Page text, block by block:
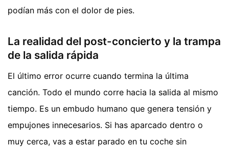
podían más con el dolor de pies.
La realidad del post-concierto y la trampa
de la salida rápida
El último error ocurre cuando termina la última
canción. Todo el mundo corre hacia la salida al mismo
tiempo. Es un embudo humano que genera tensión y
empujones innecesarios. Si has aparcado dentro o
muy cerca, vas a estar parado en tu coche sin